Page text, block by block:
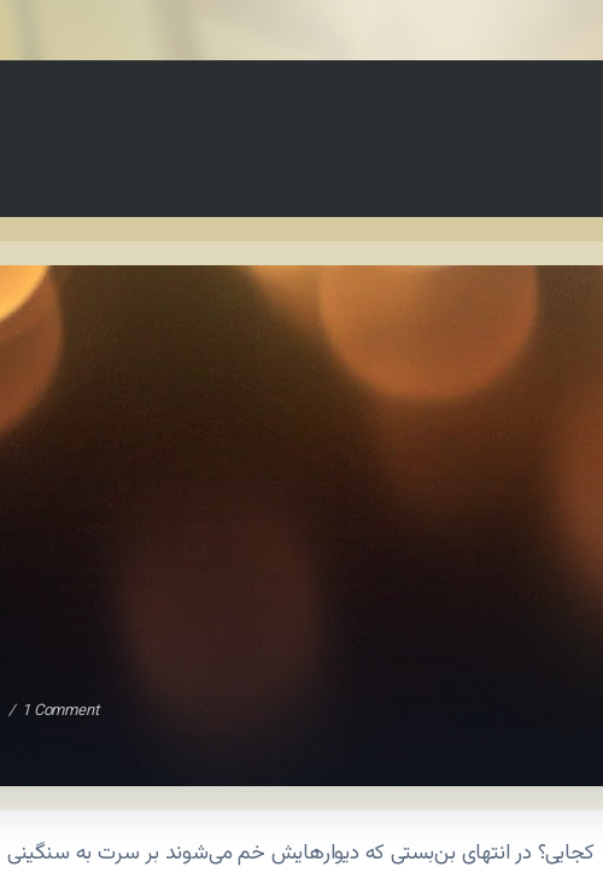
1 Comment
کجایی؟ در انتهای بن‌بستی که دیوارهایش خم می‌شوند بر سرت به سنگینی